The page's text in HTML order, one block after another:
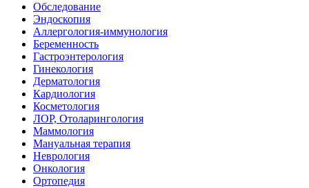
Обследование
Эндоскопия
Аллергология-иммунология
Беременность
Гастроэнтерология
Гинекология
Дерматология
Кардиология
Косметология
ЛОР, Отоларингология
Маммология
Мануальная терапия
Неврология
Онкология
Ортопедия